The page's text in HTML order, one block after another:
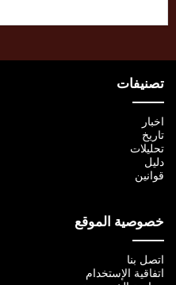
تصنيفات
اخبار
تاريخ
تحليلات
دليل
قوانين
خصوصية الموقع
اتصل بنا
اتفاقية الإستخدام